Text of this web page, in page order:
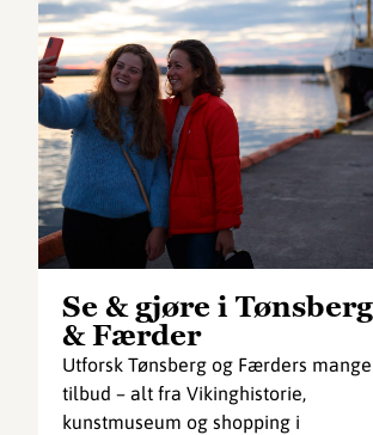
Se & gjøre i Tønsberg
& Færder
Utforsk Tønsberg og Færders mange
tilbud – alt fra Vikinghistorie,
kunstmuseum og shopping i